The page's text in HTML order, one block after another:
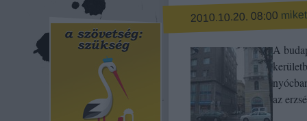
2010.10.20. 08:00 miket
A
az